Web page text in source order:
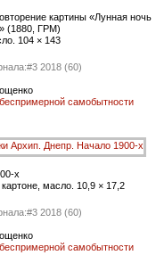
картины «Лунная ночь
(1880, ГРМ)
104 × 143
#3 2018 (60)
самобытности
х
масло. 10,9 × 17,2
#3 2018 (60)
самобытности